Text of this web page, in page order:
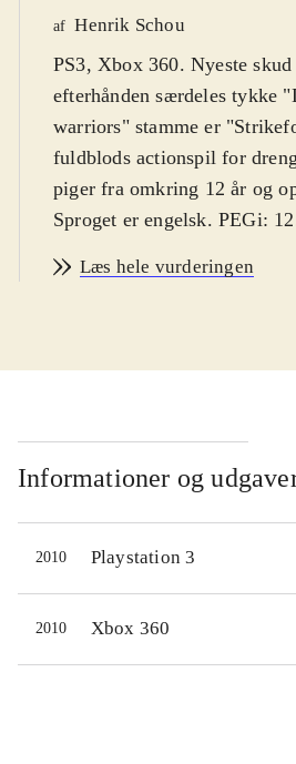
af Henrik Schou
PS3, Xbox 360. Nyeste skud
efterhånden særdeles tykke
warriors" stamme er
fuldblods actionspil for
piger fra omkring 12 år og
Sproget er engelsk. PEGi: 12
warriors" spil skal spilleren i
fraktion og en kinesisk
hvor tusinder af soldater
hinanden. Slagene kan tage
tid, mens spilleren slår og
vej gennem hundreder og
hundreder af fjender.
tjener man erfaring og
udstyr, så man kan forbedre
Læs hele vurderingen
Informationer og
2010 Playstation 3
2010 Xbox 360